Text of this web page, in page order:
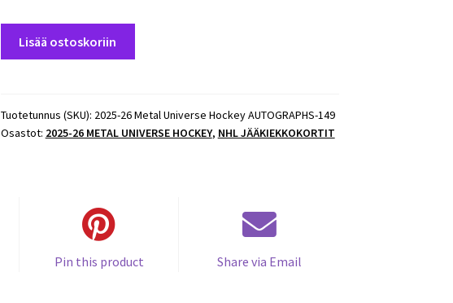
Hockey
AUTOGRAPHS
Lisää ostoskoriin
Tuotetunnus (SKU): 2025-26 Metal Universe Hockey AUTOGRAPHS-149
Osastot: 2025-26 METAL UNIVERSE HOCKEY, NHL JÄÄKIEKKOKORTIT
Pin this product Share via Email